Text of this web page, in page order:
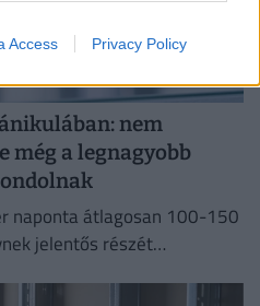
Access Privacy Policy
nem
még a legnagyobb
naponta átlagosan 100-150
jelentős részét